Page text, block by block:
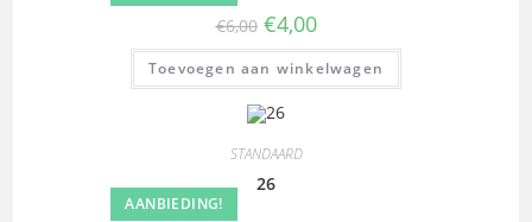
€6,00 €4,00
Toevoegen aan winkelwagen
AANBIEDING!
STANDAARD
26